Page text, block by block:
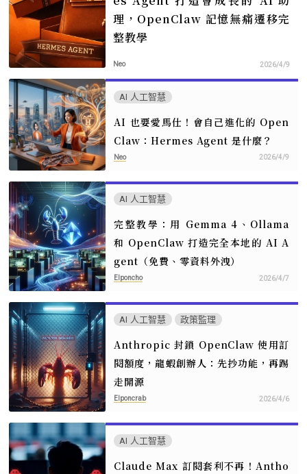
理，OpenClaw 記憶無痛遷移完
整教學
Neo 2026/4/9
AI 人工智慧
AI 也要愛馬仕！會自己進化的 Open
Claw：Hermes Agent 是什麼？
Neo 2026/4/9
AI 人工智慧
完整教學：用 Gemma 4、Ollama
和 OpenClaw 打造完全本地的 AI A
gent（免費、零資料外洩）
Elponcho 2026/4/7
AI 人工智慧 政策監理
Anthropic 封鎖 OpenClaw 使用訂
閱額度，龍蝦創辦人：先抄功能，再踢
走開源
Elponcrab 2026/4/6
AI 人工智慧
Claude Max 訂閱套利不再！Antho